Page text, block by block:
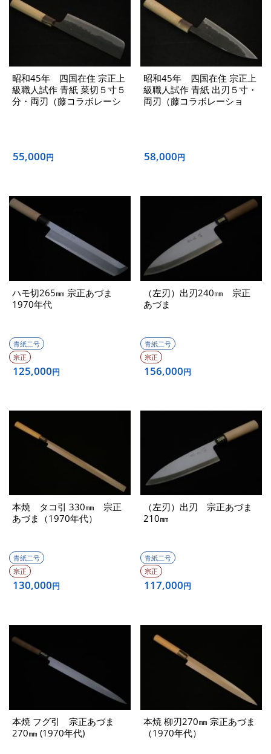
昭和45年 四国在住 宗正上
級職人試作 青紙 菜切５寸５
分・両刃（藤コラボレーシ
55,000円
昭和45年 四国在住 宗正上
級職人試作 青紙 出刃５寸・
両刃（藤コラボレーショ
58,000円
ハモ切265㎜ 宗正あづま
1970年代
青紙二号
宗正
125,000円
（左刃）出刃240㎜ 宗正
あづま
青紙二号
宗正
156,000円
本焼 タコ引 330㎜ 宗正
あづま（1970年代）
青紙二号
宗正
130,000円
（左刃）出刃 宗正あづま
210㎜
青紙二号
宗正
117,000円
本焼 フグ引 宗正あづま
270㎜ (1970年代)
本焼 柳刃270㎜ 宗正あづま
（1970年代）